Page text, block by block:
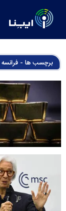
برچسب ها - فرانسه